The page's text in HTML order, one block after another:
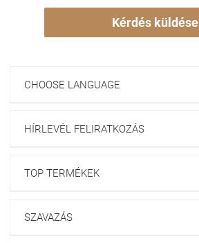
Kérdés küldése
CHOOSE LANGUAGE
HÍRLEVÉL FELIRATKOZÁS
TOP TERMÉKEK
SZAVAZÁS